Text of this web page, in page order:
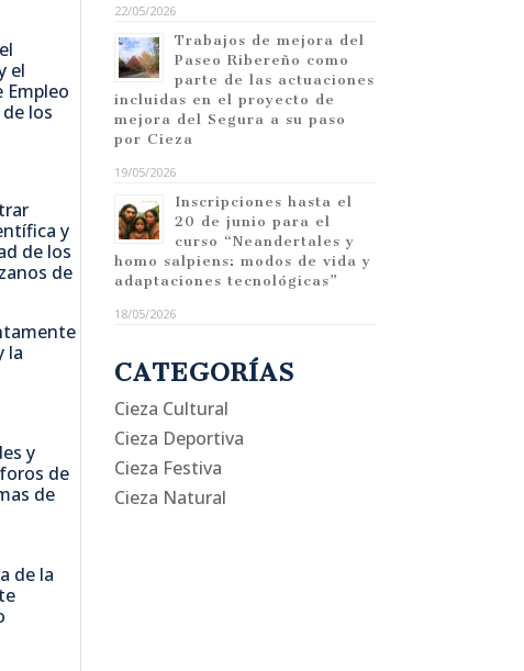
el
Empleo
los
y
de los
de
la
y
de
de
de la
22/05/2026
Trabajos de mejora del
Paseo Ribereño como
parte de las actuaciones
incluidas en el proyecto de
mejora del Segura a su paso
por Cieza
19/05/2026
Inscripciones hasta el
20 de junio para el
curso “Neandertales y
homo salpiens: modos de vida y
adaptaciones tecnológicas”
18/05/2026
CATEGORÍAS
Cieza Cultural
Cieza Deportiva
Cieza Festiva
Cieza Natural